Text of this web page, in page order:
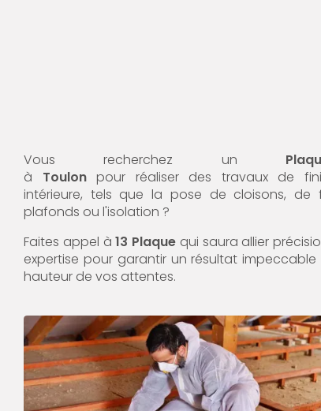
Vous recherchez un
à Toulonpour réaliser des travaux de
intérieure, tels que la pose de cloisons, de
plafonds ou l'isolation ?
Faites appel à13 Plaque qui saura allier
expertise pour garantir un résultat impeccable
hauteur de vos attentes.